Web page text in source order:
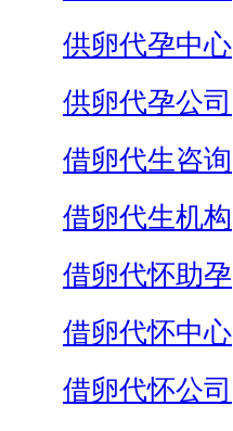
供卵代孕中心
供卵代孕公司
借卵代生咨询
借卵代生机构
借卵代怀助孕
借卵代怀中心
借卵代怀公司